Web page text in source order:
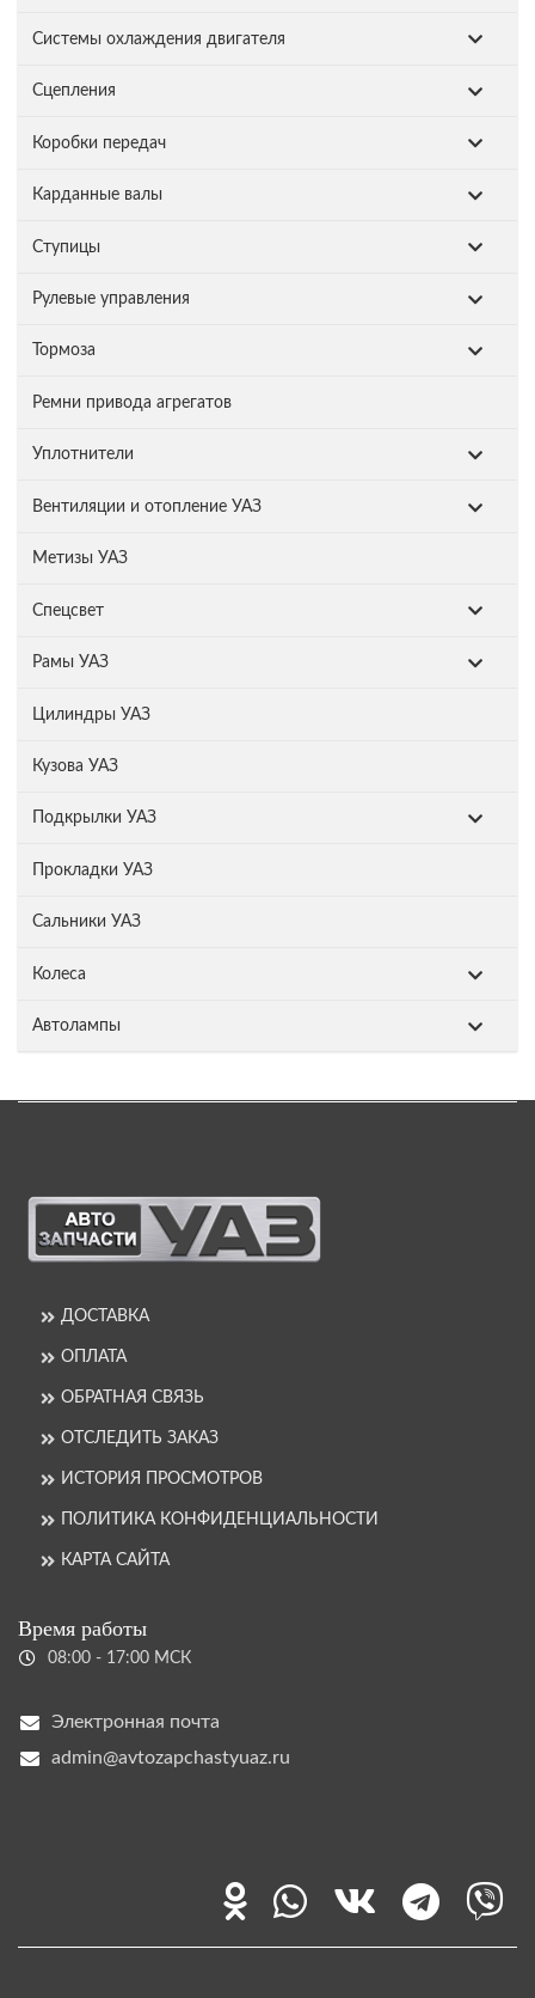
Системы охлаждения двигателя
Сцепления
Коробки передач
Карданные валы
Ступицы
Рулевые управления
Тормоза
Ремни привода агрегатов
Уплотнители
Вентиляции и отопление УАЗ
Метизы УАЗ
Спецсвет
Рамы УАЗ
Цилиндры УАЗ
Кузова УАЗ
Подкрылки УАЗ
Прокладки УАЗ
Сальники УАЗ
Колеса
Автолампы
ДОСТАВКА
ОПЛАТА
ОБРАТНАЯ СВЯЗЬ
ОТСЛЕДИТЬ ЗАКАЗ
ИСТОРИЯ ПРОСМОТРОВ
ПОЛИТИКА КОНФИДЕНЦИАЛЬНОСТИ
КАРТА САЙТА
Время работы
08:00 - 17:00 МСК
Электронная почта
admin@avtozapchastyuaz.ru